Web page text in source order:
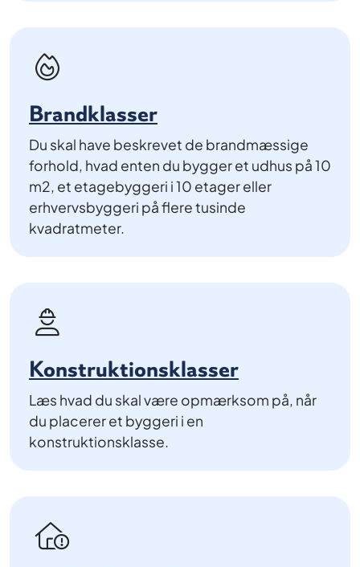
Brandklasser
Du skal have beskrevet de brandmæssige
forhold, hvad enten du bygger et udhus på 10
m2, et etagebyggeri i 10 etager eller
erhvervsbyggeri på flere tusinde
kvadratmeter.
Konstruktionsklasser
Læs hvad du skal være opmærksom på, når
du placerer et byggeri i en
konstruktionsklasse.